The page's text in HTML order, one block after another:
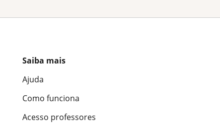
Saiba mais
Ajuda
Como funciona
Acesso professores